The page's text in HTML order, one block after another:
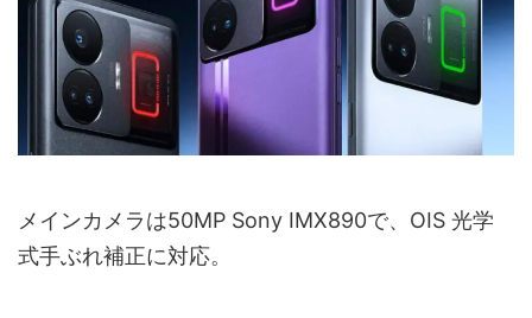
メインカメラは50MP Sony IMX890で、OIS 光学
式手ぶれ補正に対応。